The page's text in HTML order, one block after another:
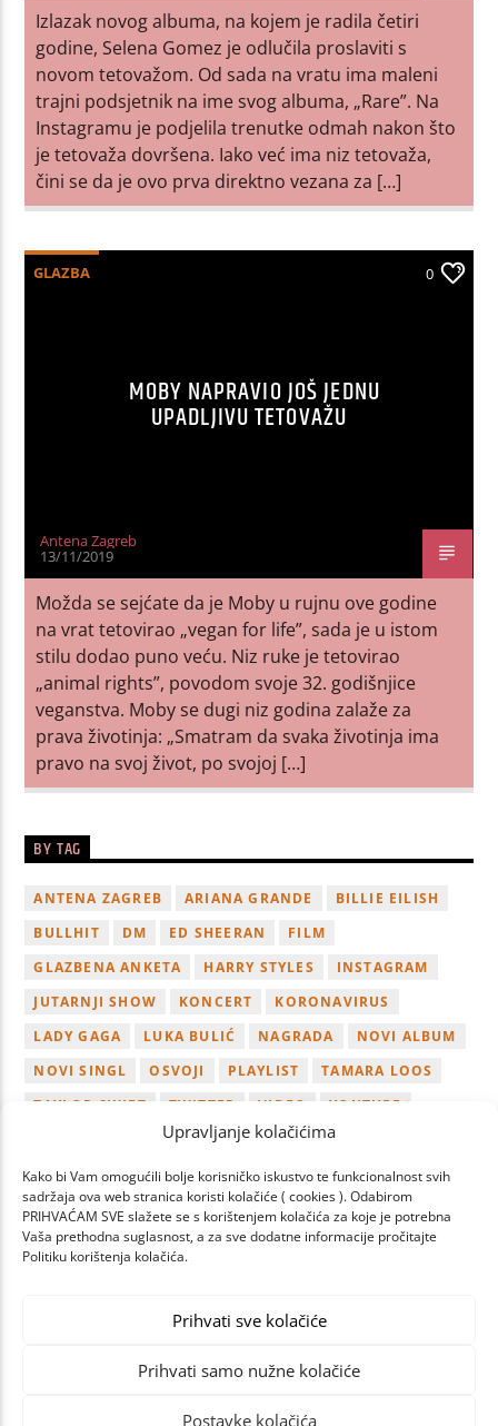
Upravljanje kolačićima
Kako bi Vam omogućili bolje korisničko iskustvo te funkcionalnost svih
sadržaja ova web stranica koristi kolačiće ( cookies ). Odabirom
PRIHVAĆAM SVE slažete se s korištenjem kolačića za koje je potrebna
Vaša prethodna suglasnost, a za sve dodatne informacije pročitajte
Politiku korištenja kolačića.
Prihvati sve kolačiće
Prihvati samo nužne kolačiće
Postavke kolačića
Izlazak novog albuma, na kojem je radila četiri
godine, Selena Gomez je odlučila proslaviti s
novom tetovažom. Od sada na vratu ima maleni
trajni podsjetnik na ime svog albuma, „Rare”. Na
Instagramu je podjelila trenutke odmah nakon što
je tetovaža dovršena. Iako već ima niz tetovaža,
čini se da je ovo prva direktno vezana za […]
GLAZBA 0
MOBY NAPRAVIO JOŠ JEDNU
UPADLJIVU TETOVAŽU
Antena Zagreb
13/11/2019
Možda se sejćate da je Moby u rujnu ove godine
na vrat tetovirao „vegan for life”, sada je u istom
stilu dodao puno veću. Niz ruke je tetovirao
„animal rights”, povodom svoje 32. godišnjice
veganstva. Moby se dugi niz godina zalaže za
prava životinja: „Smatram da svaka životinja ima
pravo na svoj život, po svojoj […]
BY TAG
ANTENA ZAGREB ARIANA GRANDE
BILLIE EILISH
BULLHIT
DM ED SHEERAN
FILM
GLAZBENA ANKETA
HARRY STYLES
INSTAGRAM
JUTARNJI SHOW
KONCERT
KORONAVIRUS
LADY GAGA
LUKA BULIĆ NAGRADA
NOVI ALBUM
NOVI SINGL
OSVOJI PLAYLIST
TAMARA LOOS
TAYLOR SWIFT
TWITTER VIDEO
YOUTUBE